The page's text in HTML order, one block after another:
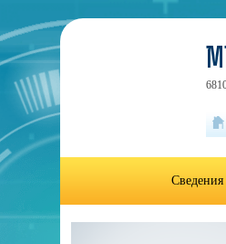
Сведения